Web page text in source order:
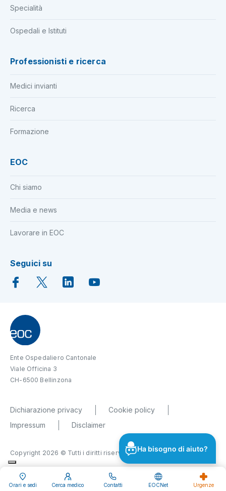
Orari e sedi Cerca medico Contatti EOCNet Urgenze
Specialità
Ospedali e Istituti
Professionisti e ricerca
Medici invianti
Ricerca
Formazione
EOC
Chi siamo
Media e news
Lavorare in EOC
Seguici su
Ente Ospedaliero Cantonale
Viale Officina 3
CH-6500 Bellinzona
Dichiarazione privacy
Cookie policy
Impressum
Disclaimer
Copyright 2026 © Tutti i diritti riservati Ha bisogno di aiuto?